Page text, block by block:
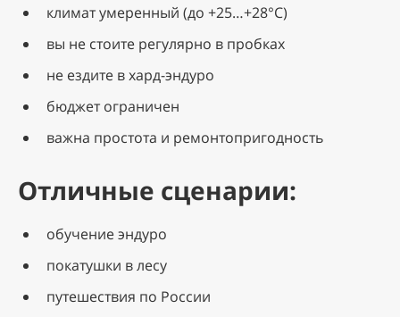
климат умеренный (до +25…+28°C)
вы не стоите регулярно в пробках
не ездите в хард-эндуро
бюджет ограничен
важна простота и ремонтопригодность
Отличные сценарии:
обучение эндуро
покатушки в лесу
путешествия по России